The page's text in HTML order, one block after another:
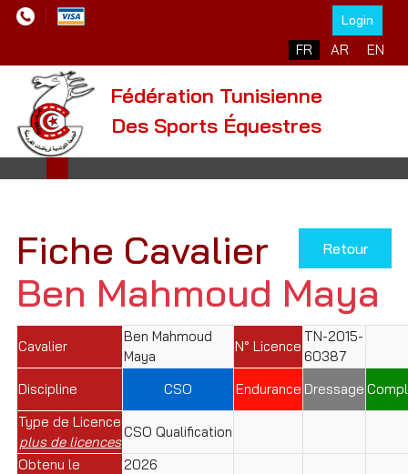
Login
Sélectionnez votre
FR AR EN
Fédération Tunisienne
Des Sports Équestres
Retour
Fiche Cavalier
Ben Mahmoud Maya
Cavalier
Ben Mahmoud
Maya
N° Licence
TN-2015-
60387
Discipline
CSO Endurance Dressage
Type de Licence
plus de licences
CSO Qualification
Obtenu le
2026